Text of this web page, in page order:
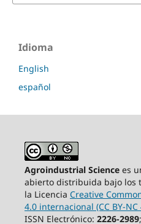
Idioma
English
español
Agroindustrial Sciencees
abierto distribuida bajo los
la Licencia Creative
4.0 internacional (CC BY-NC
ISSN Electrónico: 2226-2989